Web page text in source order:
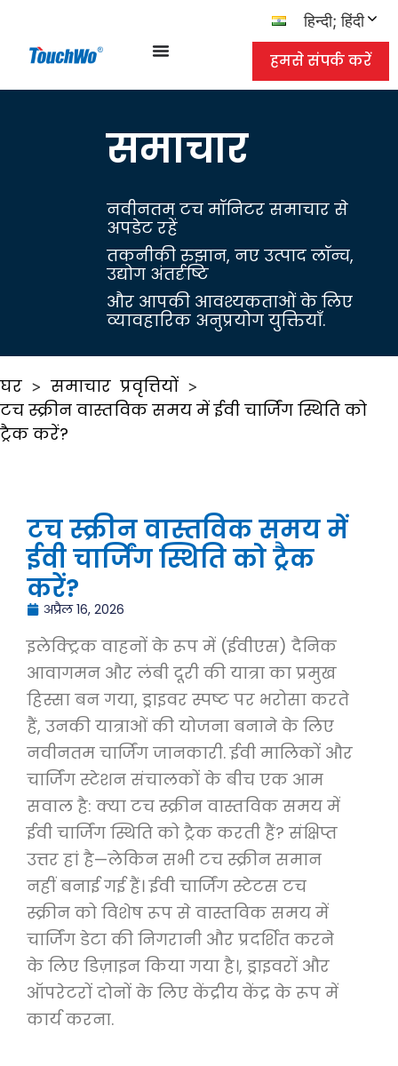
हिन्दी; हिंदी
हमसे संपर्क करें
समाचार
नवीनतम टच मॉनिटर समाचार से
अपडेट रहें
तकनीकी रुझान, नए उत्पाद लॉन्च,
उद्योग अंतर्दृष्टि
और आपकी आवश्यकताओं के लिए
व्यावहारिक अनुप्रयोग युक्तियाँ.
घर > समाचार प्रवृत्तियों >
टच स्क्रीन वास्तविक समय में ईवी चार्जिंग स्थिति को
ट्रैक करें?
टच स्क्रीन वास्तविक समय में
ईवी चार्जिंग स्थिति को ट्रैक
करें?
अप्रैल 16, 2026
इलेक्ट्रिक वाहनों के रूप में (ईवीएस) दैनिक
आवागमन और लंबी दूरी की यात्रा का प्रमुख
हिस्सा बन गया, ड्राइवर स्पष्ट पर भरोसा करते
हैं, उनकी यात्राओं की योजना बनाने के लिए
नवीनतम चार्जिंग जानकारी. ईवी मालिकों और
चार्जिंग स्टेशन संचालकों के बीच एक आम
सवाल है: क्या टच स्क्रीन वास्तविक समय में
ईवी चार्जिंग स्थिति को ट्रैक करती हैं? संक्षिप्त
उत्तर हां है—लेकिन सभी टच स्क्रीन समान
नहीं बनाई गई हैं। ईवी चार्जिंग स्टेटस टच
स्क्रीन को विशेष रूप से वास्तविक समय में
चार्जिंग डेटा की निगरानी और प्रदर्शित करने
के लिए डिज़ाइन किया गया है।, ड्राइवरों और
ऑपरेटरों दोनों के लिए केंद्रीय केंद्र के रूप में
कार्य करना.